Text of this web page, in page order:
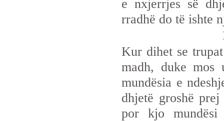
e nxjerrjes së
rradhë do të ishte
Kur dihet se
madh, duke mos
mundësia e
dhjetë groshë
por kjo mundësi